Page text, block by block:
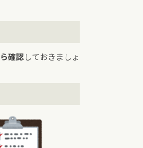
確認 しておきましょ